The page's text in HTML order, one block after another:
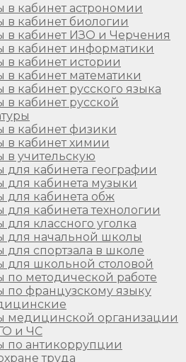
в кабинет астрономии
в кабинет биологии
в кабинет ИЗО и Черчения
в кабинет информатики
в кабинет истории
в кабинет математики
в кабинет русского языка
в кабинет русской
в кабинет физики
в кабинет химии
в учительскую
для кабинета географии
для кабинета музыки
для кабинета обж
для кабинета технологии
для классного уголка
для начальной школы
для спортзала в школе
для школьной столовой
по методической работе
по французскому языку
медицинской организации
и ЧС
по антикоррупции
труда